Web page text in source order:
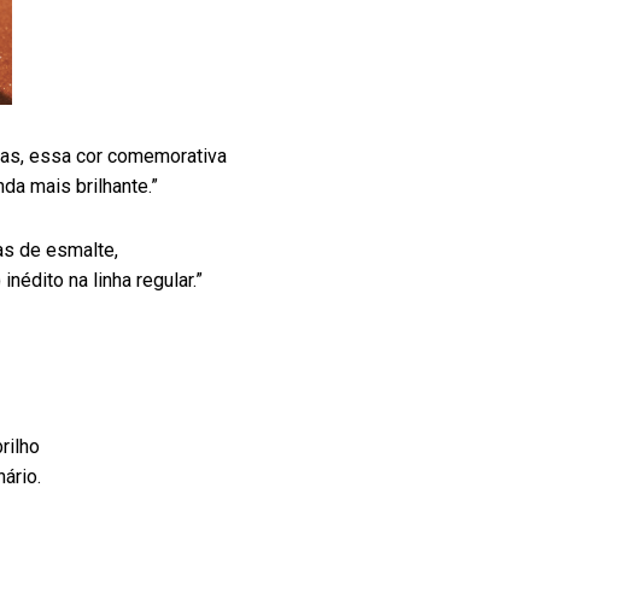
essa cor comemorativa
mais brilhante.”
de esmalte,
na linha regular.”